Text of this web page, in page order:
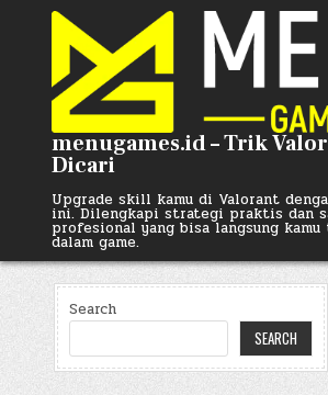
menugames.id – Trik
Dicari
Upgrade skill kamu di Valorant
ini. Dilengkapi strategi praktis dan
profesional yang bisa langsung
dalam game.
Search
SEARCH